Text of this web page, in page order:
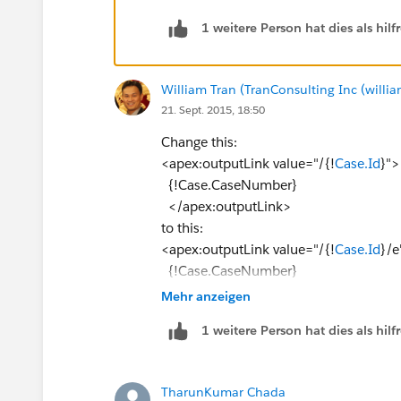
1 weitere Person hat dies als
William Tran (TranConsulting Inc
21. Sept. 2015, 18:50
Change this:
<apex:outputLink value="/{!Case.Id}">
{!Case.CaseNumber}
</apex:outputLink>
to this:
<apex:outputLink value="/{!Case.Id}/
{!Case.CaseNumber}
</apex:outputLink>
But you can give every answer a
Mehr anzeigen
1 weitere Person hat dies als
TharunKumar Chada